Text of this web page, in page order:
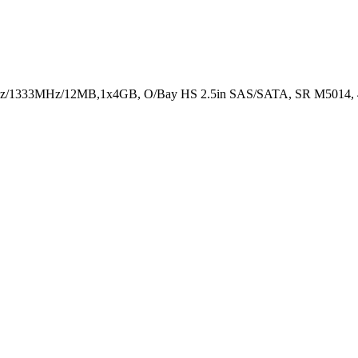
1333MHz/12MB,1x4GB, O/Bay HS 2.5in SAS/SATA, SR M5014,